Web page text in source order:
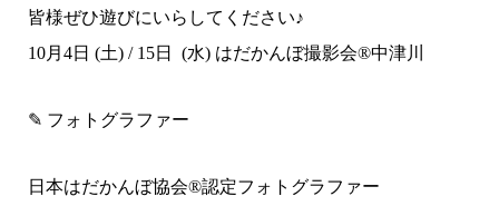
皆様ぜひ遊びにいらしてください♪
10月4日 (土) / 15日 (水) はだかんぼ撮影会®︎中津川
✎ フォトグラファー
日本はだかんぼ協会®︎認定フォトグラファー